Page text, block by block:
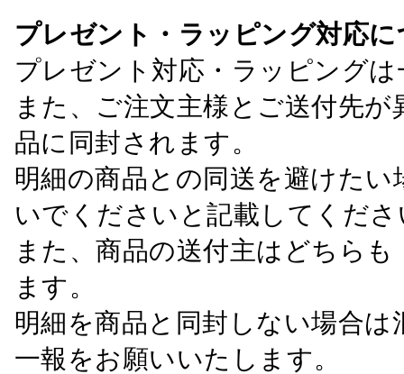
プレゼント・ラッピング対応
プレゼント対応・ラッピング
また、ご注文主様とご送付先
品に同封されます。
明細の商品との同送を避けた
いでくださいと記載してくださ
また、商品の送付主はどちら
ます。
明細を商品と同封しない場合
一報をお願いいたします。